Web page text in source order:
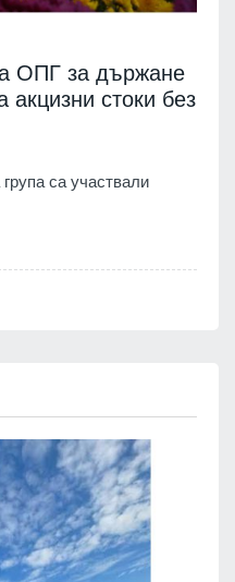
ОПГ за държане
акцизни стоки без
са участвали